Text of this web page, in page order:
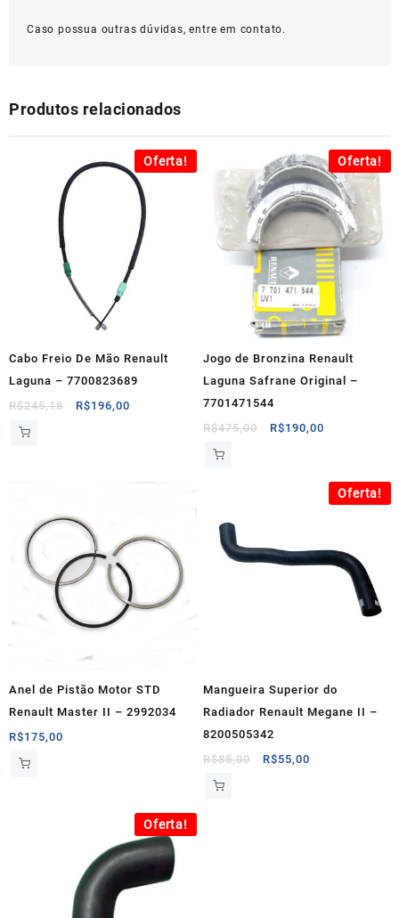
Caso possua outras dúvidas, entre em contato.
Produtos relacionados
Oferta!
Cabo Freio De Mão Renault
Laguna – 7700823689
R$245,18
O
R$196,00
R$196,00.
Oferta!
Jogo de Bronzina Renault
Laguna Safrane Original –
7701471544
R$475,00
O
R$190,00
é:
R$190,00.
Anel de Pistão Motor STD
Renault Master II – 2992034
R$175,00
Oferta!
Mangueira Superior do
Radiador Renault Megane II –
8200505342
R$85,00
O
R$55,00
Oferta!